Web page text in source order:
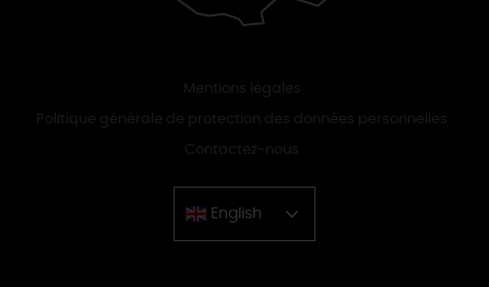
Mentions légales
Politique générale de protection des données personnelles
Contactez-nous
English
Chinese